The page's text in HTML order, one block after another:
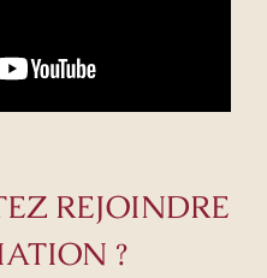
REJOINDRE
?